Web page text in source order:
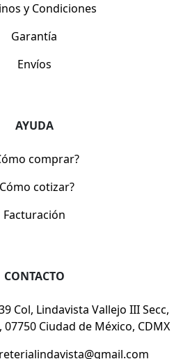
y Condiciones
Garantía
Envíos
AYUDA
comprar?
cotizar?
Facturación
CONTACTO
Col, Lindavista Vallejo III Secc,
Ciudad de México, CDMX